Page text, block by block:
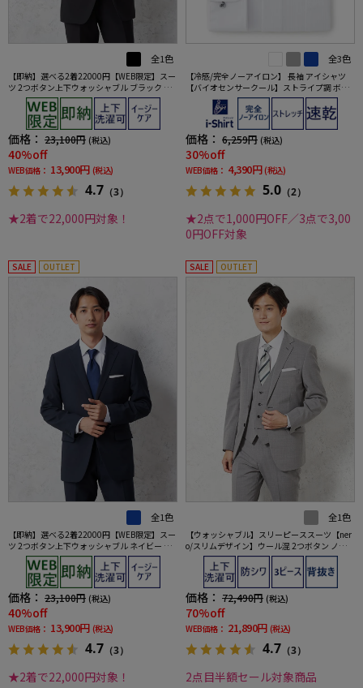
全1色
【即納】選べる2着22000円【WEB限定】スー
ツ 2つボタン上下ウォッシャブル ブラック ス
トライプ 3シーズン対応
価格： 23,100円 (税込)
40%off
WEB価格： 13,900円 (税込)
4.7 （3）
★2着で22,000円対象！
全3色
【冷感/完全ノーアイロン】 長袖 アイシャツ
【バイオセンサークール】ストライプ調 ボタ
ンダウン ストライプ 形態安定 ストレッチ 防汚
効果 吸汗速乾 ワイシャツ 春夏
価格： 6,259円 (税込)
30%off
WEB価格： 4,390円 (税込)
5.0 （2）
★2点で1,000円OFF／3点で3,00
0円OFF対象
SALE OUTLET
全1色
【即納】選べる2着22000円【WEB限定】スー
ツ 2つボタン上下ウォッシャブル ネイビー ス
トライプ 3シーズン対応
価格： 23,100円 (税込)
40%off
WEB価格： 13,900円 (税込)
4.7 （3）
★2着で22,000円対象！
SALE OUTLET
全1色
【ウォッシャブル】スリーピーススーツ【ner
o/スリムデザイン】ウール混 2つボタン ノータ
ック ストライプ
価格： 72,490円 (税込)
70%off
WEB価格： 21,890円 (税込)
4.7 （3）
2点目半額セール対象商品